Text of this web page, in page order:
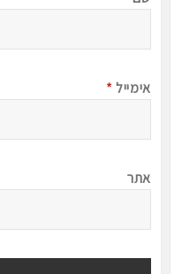
אימייל*
אתר